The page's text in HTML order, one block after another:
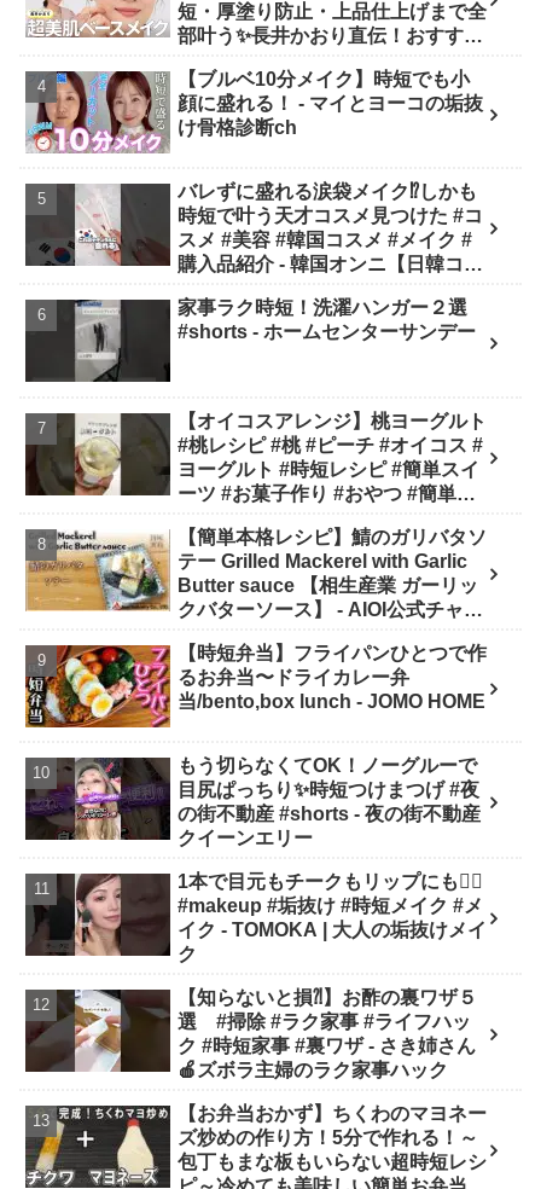
短・厚塗り防止・上品仕上げまで全
部叶う✨長井かおり直伝！おすすめ
方”を徹底解説💡 - 長井かおり | おし
ゃべりメイクBOX
【ブルベ10分メイク】時短でも小
顔に盛れる！ - マイとヨーコの垢抜
け骨格診断ch
バレずに盛れる涙袋メイク⁉︎しかも
時短で叶う天才コスメ見つけた #コ
スメ #美容 #韓国コスメ #メイク #
購入品紹介 - 韓国オンニ【日韓コス
家事ラク時短！洗濯ハンガー２選
#shorts - ホームセンターサンデー
【オイコスアレンジ】桃ヨーグルト
#桃レシピ #桃 #ピーチ #オイコス #
ヨーグルト #時短レシピ #簡単スイ
ーツ #お菓子作り #おやつ #簡単レ
cooking(BOTTA SWEETS)
【簡単本格レシピ】鯖のガリバタソ
テー Grilled Mackerel with Garlic
Butter sauce 【相生産業 ガーリッ
クバターソース】 - AIOI公式チャン
【時短弁当】フライパンひとつで作
るお弁当〜ドライカレー弁
当/bento,box lunch - JOMO HOME
もう切らなくてOK！ノーグルーで
目尻ぱっちり✨時短つけまつげ #夜
の街不動産 #shorts - 夜の街不動産
クイーンエリー
1本で目元もチークもリップにも❤️‍🔥
#makeup #垢抜け #時短メイク #メ
イク - TOMOKA | 大人の垢抜けメイ
ク
【知らないと損⁈】お酢の裏ワザ５
選 #掃除 #ラク家事 #ライフハッ
ク #時短家事 #裏ワザ - さき姉さん
🍎ズボラ主婦のラク家事ハック
【お弁当おかず】ちくわのマヨネー
ズ炒めの作り方！5分で作れる！～
包丁もまな板もいらない超時短レシ